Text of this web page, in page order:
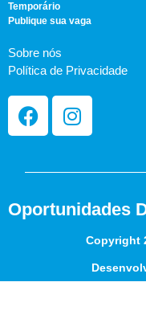
Temporário
Publique sua vaga
Sobre nós
Política de Privacidade
Oportunidades
Copyright